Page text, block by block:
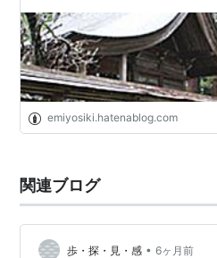
emiyosiki.hatenablog.com
関連ブログ
歩・探・見・感 • 6ヶ月前